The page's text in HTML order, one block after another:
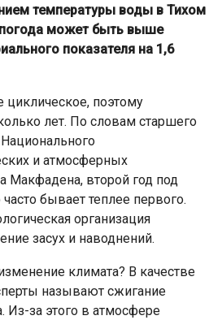
температуры воды в Тихом
может быть выше
показателя на 1,6
поэтому
лет. По словам старшего
и атмосферных
Макфадена, второй год под
бывает теплее первого.
организация
засух и наводнений.
климата? В качестве
называют сжигание
Из-за этого в атмосфере